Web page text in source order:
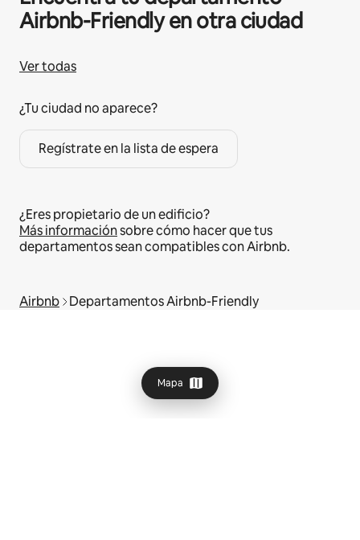
Mapa
Airbnb-Friendly en otra ciudad
Ver todas
¿Tu ciudad no aparece?
Regístrate en la lista de espera
¿Eres propietario de un edificio?
Más informaciónsobre cómo hacer que tus
departamentos sean compatibles con Airbnb.
Airbnb Departamentos Airbnb-Friendly